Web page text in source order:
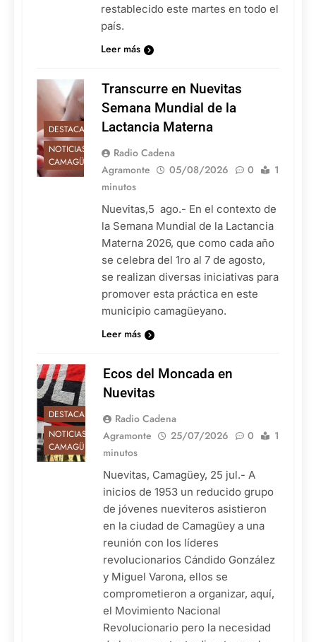
restablecido este martes en todo el
país.
Leer más
DESTACADAS
NOTICIAS DE
CAMAGÜEY
Transcurre en Nuevitas
Semana Mundial de la
Lactancia Materna
Radio Cadena
Agramonte
05/08/2026 0
1
minutos
Nuevitas,5 ago.- En el contexto de
la Semana Mundial de la Lactancia
Materna 2026, que como cada año
se celebra del 1ro al 7 de agosto,
se realizan diversas iniciativas para
promover esta práctica en este
municipio camagüeyano.
Leer más
DESTACADAS
NOTICIAS DE
CAMAGÜEY
Ecos del Moncada en
Nuevitas
Radio Cadena
Agramonte
25/07/2026 0
1
minutos
Nuevitas, Camagüey, 25 jul.- A
inicios de 1953 un reducido grupo
de jóvenes nueviteros asistieron
en la ciudad de Camagüey a una
reunión con los líderes
revolucionarios Cándido González
y Miguel Varona, ellos se
comprometieron a organizar, aquí,
el Movimiento Nacional
Revolucionario pero la necesidad